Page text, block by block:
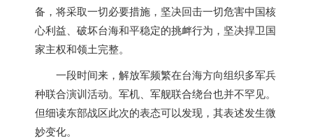
备，将采取一切必要措施，坚决回击一切危害中国核
心利益、破坏台海和平稳定的挑衅行为，坚决捍卫国
家主权和领土完整。
一段时间来，解放军频繁在台海方向组织多军兵
种联合演训活动。军机、军舰联合绕台也并不罕见。
但细读东部战区此次的表态可以发现，其表述发生微
妙变化。